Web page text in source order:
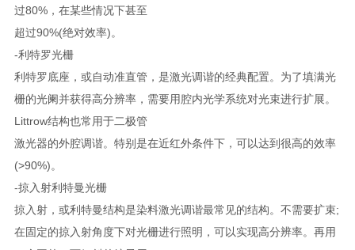
过80%，在某些情况下甚至
超过90%(绝对效率)。
-利特罗光栅
利特罗底座，或自动准直管，是激光调谐的经典配置。为了填满光
栅的光阑并获得高分辨率，需要用腔内光学系统对光束进行扩展。
Littrow结构也常用于二极管
激光器的外腔调谐。特别是在近红外条件下，可以达到很高的效率
(>90%)。
-掠入射利特曼光栅
掠入射，或利特曼结构是染料激光调谐最常见的结构。不需要扩束;
在固定的掠入射角度下对光栅进行照明，可以实现高分辨率。再用